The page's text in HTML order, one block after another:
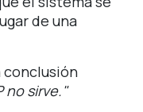
de una
conclusión
no sirve."